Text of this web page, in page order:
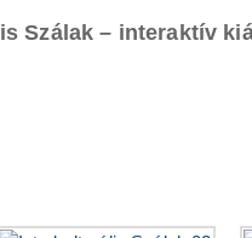
Szálak – interaktív